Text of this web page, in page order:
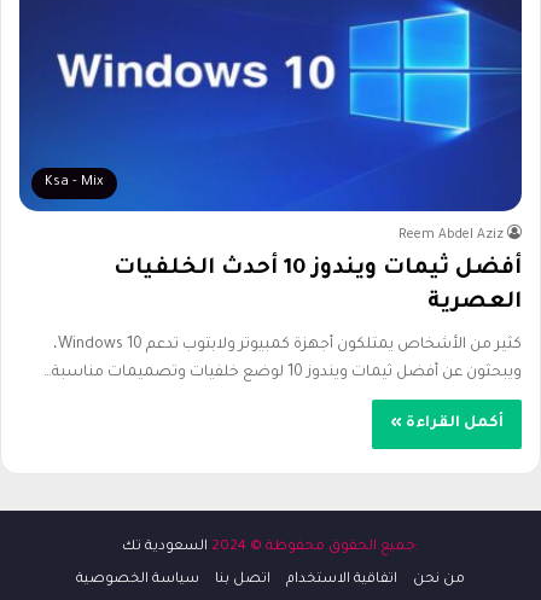
Ksa - Mix
Reem Abdel Aziz
أفضل ثيمات ويندوز 10​ أحدث الخلفيات
العصرية
كثير من الأشخاص يمتلكون أجهزة كمبيوتر ولابتوب تدعم Windows 10،
ويبحثون عن أفضل ثيمات ويندوز 10​ لوضع خلفيات وتصميمات مناسبة…
أكمل القراءة »
:جميع الحقوق محفوظة © 2024 السعودية تك
من نحن اتفاقية الاستخدام اتصل بنا سياسة الخصوصية